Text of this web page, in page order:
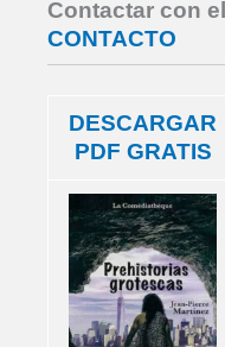
Contactar con
CONTACTO
DESCARGAR
PDF GRATIS